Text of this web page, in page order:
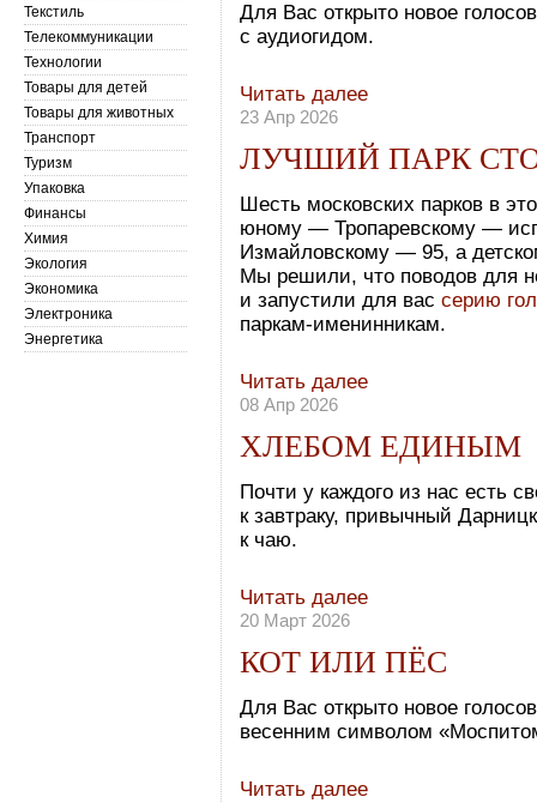
Для Вас открыто новое
с аудиогидом.
Читать далее
23 Апр 2026
ЛУЧШИЙ ПАРК
Шесть московских парков в
юному — Тропаревскому —
Измайловскому — 95, а
Мы решили, что поводов для
и запустили для вассерию
паркам-именинникам.
Читать далее
08 Апр 2026
ХЛЕБОМ ЕДИНЫМ
Почти у каждого из нас есть
к завтраку, привычный
к чаю.
Читать далее
20 Март 2026
КОТ ИЛИ ПЁС
Для Вас открыто новое
весенним символом
Читать далее
Текстиль
Телекоммуникации
Технологии
Товары для детей
Товары для животных
Транспорт
Туризм
Упаковка
Финансы
Химия
Экология
Экономика
Электроника
Энергетика